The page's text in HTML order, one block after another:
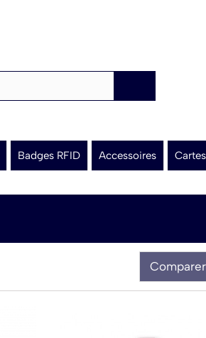
Badges RFID Accessoires